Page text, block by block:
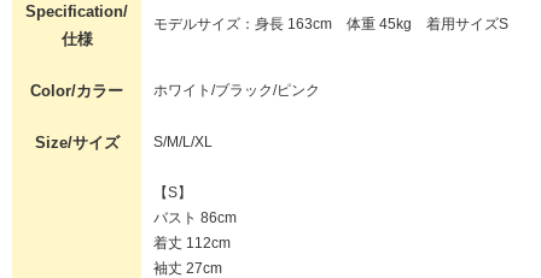
Specification/
仕様
モデルサイズ：身長 163cm 体重 45kg 着用サイズS
Color/カラー ホワイト/ブラック/ピンク
Size/サイズ S/M/L/XL
【S】
バスト 86cm
着丈 112cm
袖丈 27cm